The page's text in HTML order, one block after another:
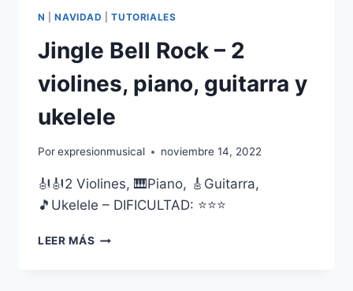
N |NAVIDAD |TUTORIALES
Jingle Bell Rock – 2
violines, piano, guitarra y
ukelele
Porexpresionmusical noviembre 14, 2022
🎻🎻2 Violines, 🎹Piano, 🎸Guitarra,
🎵Ukelele – DIFICULTAD: ⭐⭐⭐
LEER MÁS JINGLE